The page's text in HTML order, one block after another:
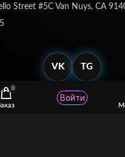
Street #5C Van Nuys, CA
VK TG
0
Войти